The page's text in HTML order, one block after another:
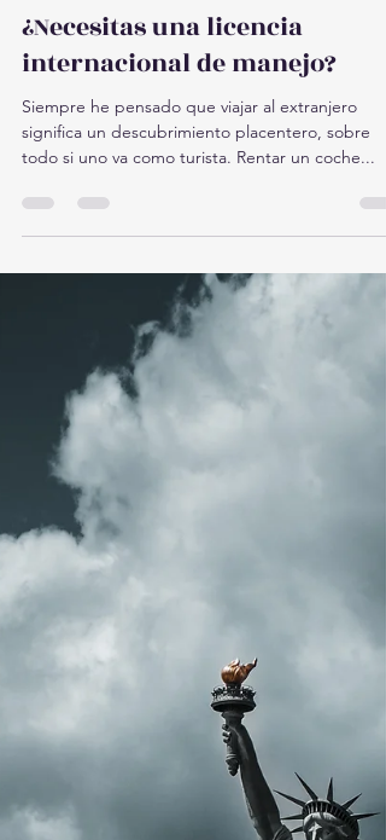
Perito Traductor
¿Necesitas una licencia
internacional de manejo?
Siempre he pensado que viajar al extranjero
significa un descubrimiento placentero, sobre